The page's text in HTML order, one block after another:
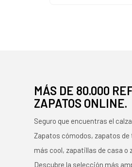
MÁS DE 80.000
ZAPATOS ONLINE.
Seguro que encuentras el
Zapatos cómodos, zapatos
más cool, zapatillas de casa o
Descubre la selección más